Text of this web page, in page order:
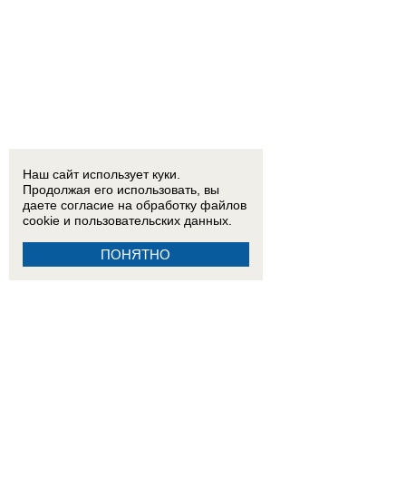
Наш сайт использует куки.
Продолжая его использовать, вы
даете согласие на обработку файлов
cookie и пользовательских данных.
ПОНЯТНО